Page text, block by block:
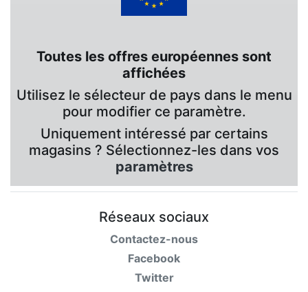
Toutes les offres européennes sont
affichées
Utilisez le sélecteur de pays dans le menu
pour modifier ce paramètre.
Uniquement intéressé par certains
magasins ? Sélectionnez-les dans vos
paramètres
Réseaux sociaux
Contactez-nous
Facebook
Twitter